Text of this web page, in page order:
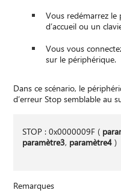
Vous redémarrez
d’accueil ou un
Vous vous
sur le périphérique.
Dans ce scénario, le
d’erreur Stop semblable au
STOP : 0x0000009F (
paramètre3, paramètre4)
Remarques